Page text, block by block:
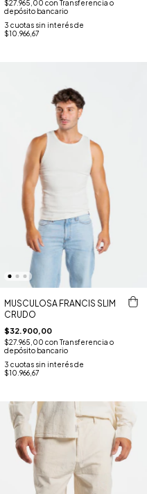
$27.965,00 con Transferencia o
depósito bancario
3 cuotas sin interés de
$10.966,67
MUSCULOSA FRANCIS SLIM
CRUDO
$32.900,00
$27.965,00 con Transferencia o
depósito bancario
3 cuotas sin interés de
$10.966,67